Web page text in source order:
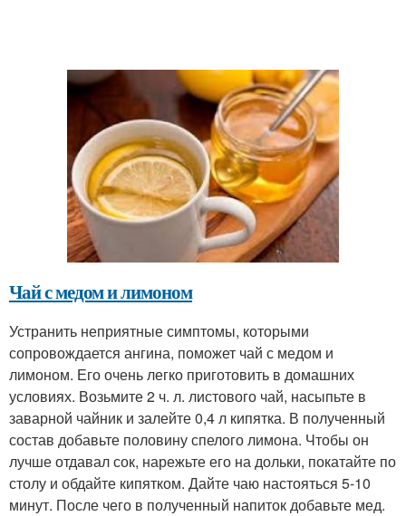
Чай с медом и лимоном
Устранить неприятные симптомы, которыми
сопровождается ангина, поможет чай с медом и
лимоном. Его очень легко приготовить в домашних
условиях. Возьмите 2 ч. л. листового чай, насыпьте в
заварной чайник и залейте 0,4 л кипятка. В полученный
состав добавьте половину спелого лимона. Чтобы он
лучше отдавал сок, нарежьте его на дольки, покатайте по
столу и обдайте кипятком. Дайте чаю настояться 5-10
минут. После чего в полученный напиток добавьте мед.